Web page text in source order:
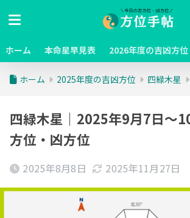
ホーム 本命星早見表 2026年度の吉凶方位
ホーム 2025年度の吉凶方位 四緑木星
四緑木星｜2025年9月7日～
方位・凶方位
2025年8月8日 2025年11月27日